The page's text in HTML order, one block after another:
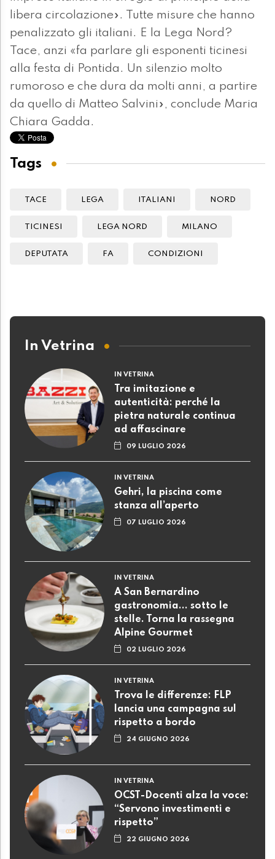
libera circolazione». Tutte misure che hanno
penalizzato gli italiani. E la Lega Nord?
Tace, anzi «fa parlare gli esponenti ticinesi
alla festa di Pontida. Un silenzio molto
rumoroso e che dura da molti anni, a partire
da quello di Matteo Salvini», conclude Maria
Chiara Gadda.
Tags
TACE LEGA ITALIANI NORD
TICINESI LEGA NORD MILANO
DEPUTATA FA CONDIZIONI
In Vetrina
IN VETRINA
Tra imitazione e
autenticità: perché la
pietra naturale continua
ad affascinare
09 LUGLIO 2026
IN VETRINA
Gehri, la piscina come
stanza all’aperto
07 LUGLIO 2026
IN VETRINA
A San Bernardino
gastronomia... sotto le
stelle. Torna la rassegna
Alpine Gourmet
02 LUGLIO 2026
IN VETRINA
Trova le differenze: FLP
lancia una campagna sul
rispetto a bordo
24 GIUGNO 2026
IN VETRINA
OCST-Docenti alza la voce:
“Servono investimenti e
rispetto”
22 GIUGNO 2026